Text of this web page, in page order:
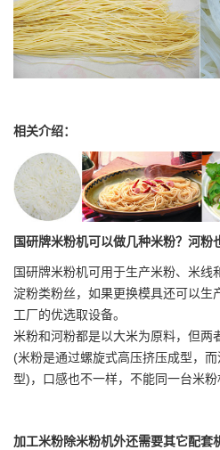
相关介绍：
国研牌米粉机可以做几种米粉？河粉
国研牌米粉机可用于生产米粉、米线
淀粉类粉丝，如果更换模具还可以生
工厂的优选取设备。
米粉和河粉都是以大米为原料，但两
(米粉是通过螺旋式高压挤压成型，
型)，口感也不一样，不能同一台米粉
加工米粉除米粉机外还需要其它配套